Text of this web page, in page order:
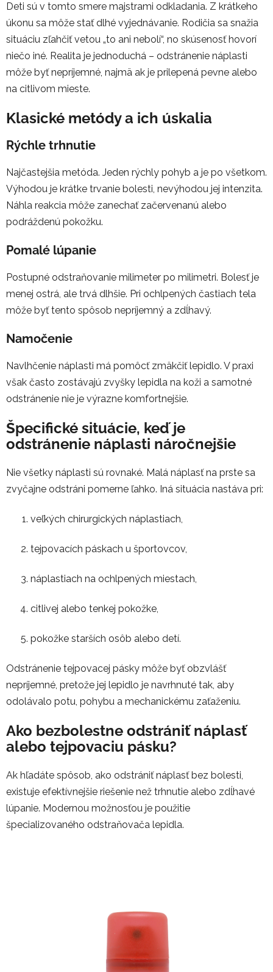
Deti sú v tomto smere majstrami odkladania. Z krátkeho
úkonu sa môže stať dlhé vyjednávanie. Rodičia sa snažia
situáciu zľahčiť vetou „to ani nebolí“, no skúsenosť hovorí
niečo iné. Realita je jednoduchá – odstránenie náplasti
môže byť nepríjemné, najmä ak je prilepená pevne alebo
na citlivom mieste.
Klasické metódy a ich úskalia
Rýchle trhnutie
Najčastejšia metóda. Jeden rýchly pohyb a je po všetkom.
Výhodou je krátke trvanie bolesti, nevýhodou jej intenzita.
Náhla reakcia môže zanechať začervenanú alebo
podráždenú pokožku.
Pomalé lúpanie
Postupné odstraňovanie milimeter po milimetri. Bolesť je
menej ostrá, ale trvá dlhšie. Pri ochlpených častiach tela
môže byť tento spôsob nepríjemný a zdĺhavý.
Namočenie
Navlhčenie náplasti má pomôcť zmäkčiť lepidlo. V praxi
však často zostávajú zvyšky lepidla na koži a samotné
odstránenie nie je výrazne komfortnejšie.
Špecifické situácie, keď je
odstránenie náplasti náročnejšie
Nie všetky náplasti sú rovnaké. Malá náplasť na prste sa
zvyčajne odstráni pomerne ľahko. Iná situácia nastáva pri:
veľkých chirurgických náplastiach,
tejpovacích páskach u športovcov,
náplastiach na ochlpených miestach,
citlivej alebo tenkej pokožke,
pokožke starších osôb alebo detí.
Odstránenie tejpovacej pásky môže byť obzvlášť
nepríjemné, pretože jej lepidlo je navrhnuté tak, aby
odolávalo potu, pohybu a mechanickému zaťaženiu.
Ako bezbolestne odstrániť náplasť
alebo tejpovaciu pásku?
Ak hľadáte spôsob, ako odstrániť náplasť bez bolesti,
existuje efektívnejšie riešenie než trhnutie alebo zdĺhavé
lúpanie. Modernou možnosťou je použitie
špecializovaného odstraňovača lepidla.